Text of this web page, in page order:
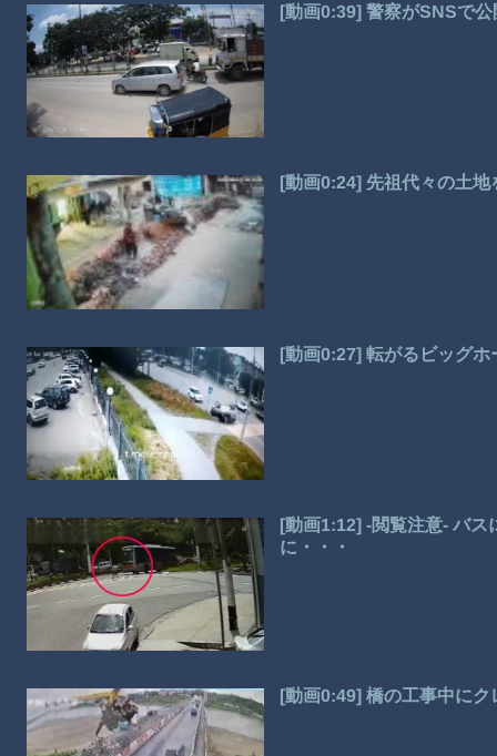
[動画0:39] 警察がSNSで
[動画0:24] 先祖代々の土
[動画0:27] 転がるビッグ
[動画1:12] -閲覧注意- バス
に・・・
[動画0:49] 橋の工事中にク